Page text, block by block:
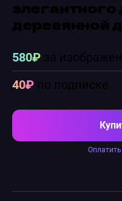
элегантного
деревянной
580₽за
40₽по подписке